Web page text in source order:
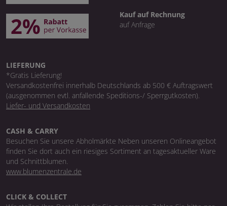
Kauf auf Rechnung
auf Anfrage
LIEFERUNG
*Gratis Lieferung!
Versandkostenfrei innerhalb Deutschlands ab 500 € Auftragswert
(ausgenommen evtl. anfallende Speditions-/ Sperrgutkosten).
Liefer- und Versandkosten
CASH & CARRY
Besuchen Sie unsere Abholmärkte Neben unseren Onlineangebot
finden Sie dort auch ein riesiges Sortiment an tagesaktueller Ware
und Schnittblumen.
www.blumenzentrale.de
CLICK & COLLECT